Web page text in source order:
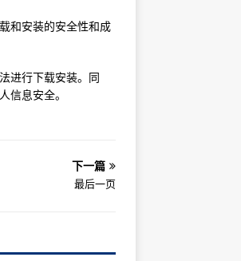
和安装的安全性和成
进行下载安装。同
信息安全。
下一篇
最后一页